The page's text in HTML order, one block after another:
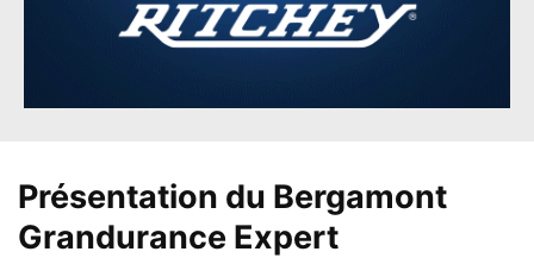
Présentation du Bergamont
Grandurance Expert